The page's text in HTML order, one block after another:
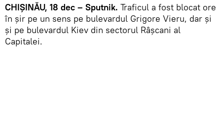
CHIȘINĂU, 18 dec – Sputnik. Traficul a fost blocat ore
în șir pe un sens pe bulevardul Grigore Vieru, dar și
și pe bulevardul Kiev din sectorul Râșcani al
Capitalei.